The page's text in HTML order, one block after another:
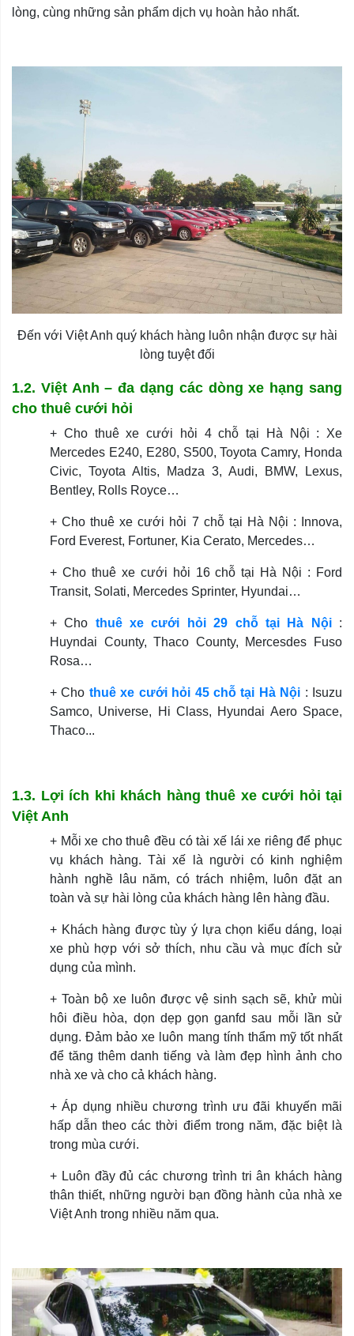
lòng, cùng những sản phẩm dịch vụ hoàn hảo nhất.
Đến với Việt Anh quý khách hàng luôn nhận được sự hài
lòng tuyệt đối
1.2. Việt Anh – đa dạng các dòng xe hạng sang
cho thuê cưới hỏi
+ Cho thuê xe cưới hỏi 4 chỗ tại Hà Nội : Xe
Mercedes E240, E280, S500, Toyota Camry, Honda
Civic, Toyota Altis, Madza 3, Audi, BMW, Lexus,
Bentley, Rolls Royce…
+ Cho thuê xe cưới hỏi 7 chỗ tại Hà Nội : Innova,
Ford Everest, Fortuner, Kia Cerato, Mercedes…
+ Cho thuê xe cưới hỏi 16 chỗ tại Hà Nội : Ford
Transit, Solati, Mercedes Sprinter, Hyundai…
+ Cho thuê xe cưới hỏi 29 chỗ tại Hà Nội:
Huyndai County, Thaco County, Mercesdes Fuso
Rosa…
+ Cho thuê xe cưới hỏi 45 chỗ tại Hà Nội : Isuzu
Samco, Universe, Hi Class, Hyundai Aero Space,
Thaco...
1.3. Lợi ích khi khách hàng thuê xe cưới hỏi tại
Việt Anh
+ Mỗi xe cho thuê đều có tài xế lái xe riêng để phục
vụ khách hàng. Tài xế là người có kinh nghiệm
hành nghề lâu năm, có trách nhiệm, luôn đặt an
toàn và sự hài lòng của khách hàng lên hàng đầu.
+ Khách hàng được tùy ý lựa chọn kiểu dáng, loại
xe phù hợp với sở thích, nhu cầu và mục đích sử
dụng của mình.
+ Toàn bộ xe luôn được vệ sinh sạch sẽ, khử mùi
hôi điều hòa, dọn dẹp gọn ganfd sau mỗi lần sử
dụng. Đảm bảo xe luôn mang tính thẩm mỹ tốt nhất
để tăng thêm danh tiếng và làm đẹp hình ảnh cho
nhà xe và cho cả khách hàng.
+ Áp dụng nhiều chương trình ưu đãi khuyến mãi
hấp dẫn theo các thời điểm trong năm, đặc biệt là
trong mùa cưới.
+ Luôn đầy đủ các chương trình tri ân khách hàng
thân thiết, những người bạn đồng hành của nhà xe
Việt Anh trong nhiều năm qua.